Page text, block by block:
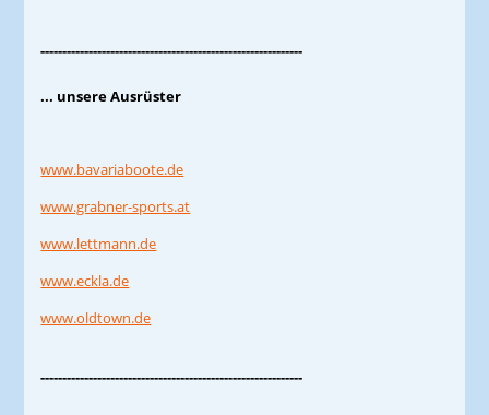
------------------------------------------------------------
... unsere Ausrüster
www.bavariaboote.de
www.grabner-sports.at
www.lettmann.de
www.eckla.de
www.oldtown.de
------------------------------------------------------------